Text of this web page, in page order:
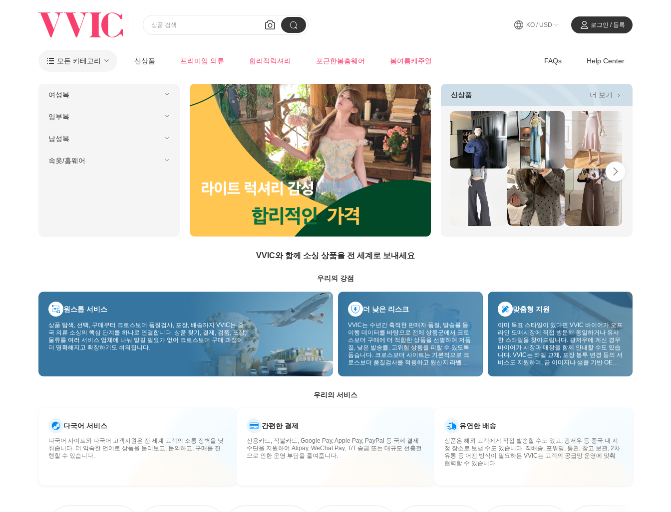
 
상품 검색 KO / USD 로그인 / 등록
 모든 카테고리 신상품 프리미엄 의류 합리적럭셔리 포근한봄홈웨어 봄여름캐주얼 FAQs Help Center
여성복
임부복
남성복
속옷/홈웨어
신상품 더 보기 
VVIC와 함께 소싱 상품을 전 세계로 보내세요
우리의 강점
원스톱 서비스
상품 탐색, 선택, 구매부터 크로스보더 품질검사, 포장, 배송까지 VVIC는 중
국 의류 소싱의 핵심 단계를 하나로 연결합니다. 상품 찾기, 결제, 검품, 포장,
물류를 여러 서비스 업체에 나눠 맡길 필요가 없어 크로스보더 구매 과정이
더 명확해지고 확장하기도 쉬워집니다.
더 낮은 리스크
VVIC는 수년간 축적한 판매자 품질, 발송률 등
이행 데이터를 바탕으로 전체 상품군에서 크로
스보더 구매에 더 적합한 상품을 선별하여 저품
질, 낮은 발송률, 고위험 상품을 피할 수 있도록
돕습니다. 크로스보더 사이트는 기본적으로 크
로스보더 품질검사를 적용하고 원산지 라벨을
낮춥니다.
맞춤형 지원
이미 목표 스타일이 있다면 VVIC 바이어가 오프
라인 도매시장에 직접 방문해 동일하거나 유사
한 스타일을 찾아드립니다. 광저우에 계신 경우
바이어가 시장과 매장을 함께 안내할 수도 있습
니다. VVIC는 라벨 교체, 포장 봉투 변경 등의 서
비스도 지원하며, 곧 이미지나 샘플 기반 OEM
를 비즈니스에 더 잘 맞는 공급망 역량으로 전환
우리의 서비스
다국어 서비스
다국어 사이트와 다국어 고객지원은 전 세계 고객의 소통 장벽을 낮
춰줍니다. 더 익숙한 언어로 상품을 둘러보고, 문의하고, 구매를 진
행할 수 있습니다.
간편한 결제
신용카드, 직불카드, Google Pay, Apple Pay, PayPal 등 국제 결제
수단을 지원하여 Alipay, WeChat Pay, T/T 송금 또는 대규모 선충전
으로 인한 운영 부담을 줄여줍니다.
유연한 배송
상품은 해외 고객에게 직접 발송할 수도 있고, 광저우 등 중국 내 지
정 장소로 보낼 수도 있습니다. 직배송, 포워딩, 통관, 창고 보관, 2차
유통 등 어떤 방식이 필요하든 VVIC는 고객의 공급망 운영에 맞춰
협력할 수 있습니다.